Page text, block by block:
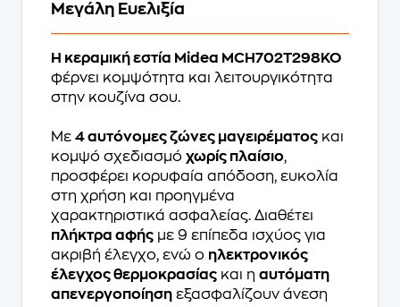
Μεγάλη Ευελιξία
Η κεραμική εστία Midea MCH702T298KO
φέρνει κομψότητα και λειτουργικότητα
στην κουζίνα σου.
Με 4 αυτόνομες ζώνες μαγειρέματος και
κομψό σχεδιασμό χωρίς πλαίσιο,
προσφέρει κορυφαία απόδοση, ευκολία
στη χρήση και προηγμένα
χαρακτηριστικά ασφαλείας. Διαθέτει
πλήκτρα αφής με 9 επίπεδα ισχύος για
ακριβή έλεγχο, ενώ ο ηλεκτρονικός
έλεγχος θερμοκρασίας και η αυτόματη
απενεργοποίηση εξασφαλίζουν άνεση